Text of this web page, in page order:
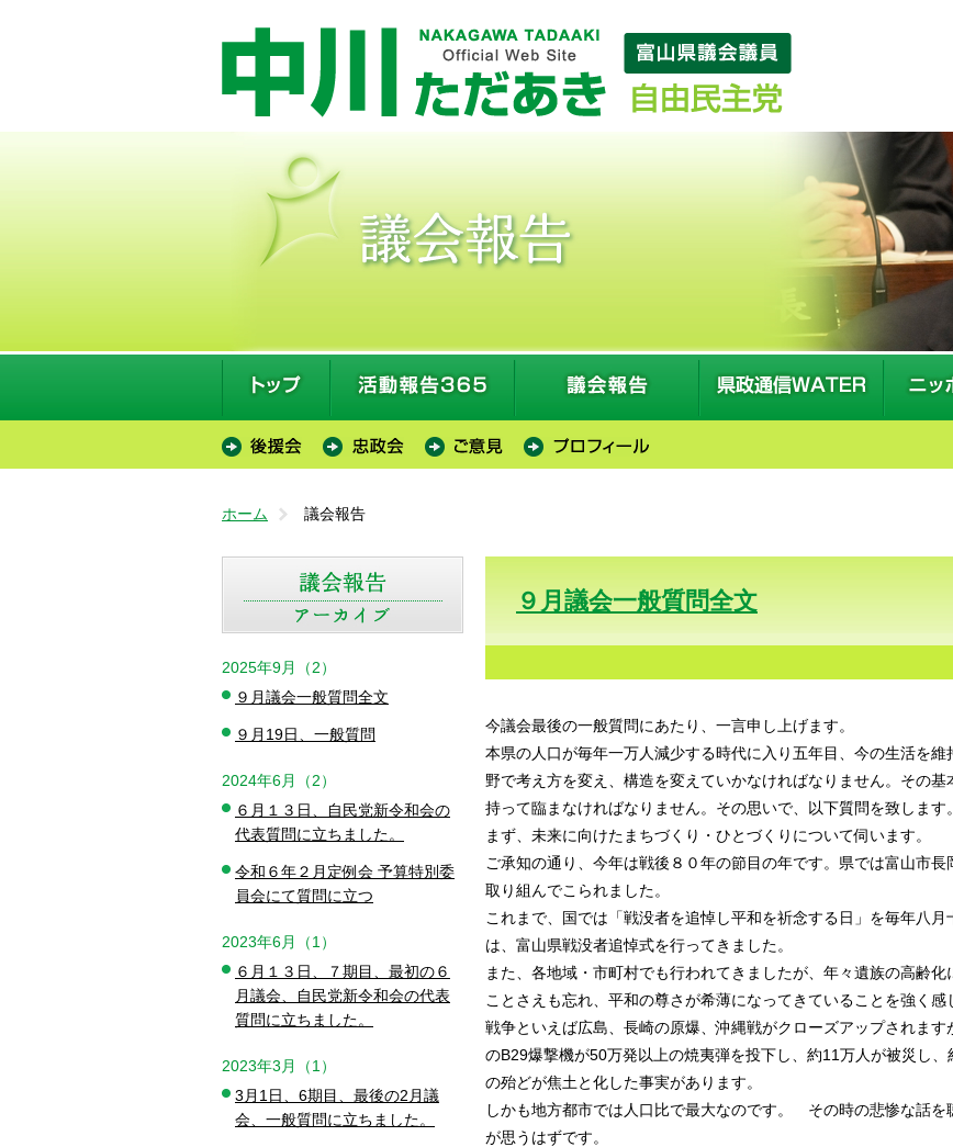
ホーム 議会報告
９月議会一般質問全文
今議会最後の一般質問にあたり、一言申し上げます。
本県の人口が毎年一万人減少する時代に入り五年目、今の生活を
野で考え方を変え、構造を変えていかなければなりません。その
持って臨まなければなりません。その思いで、以下質問を致します。
まず、未来に向けたまちづくり・ひとづくりについて伺います。
ご承知の通り、今年は戦後８０年の節目の年です。県では富山市
取り組んでこられました。
これまで、国では「戦没者を追悼し平和を祈念する日」を毎年八
は、富山県戦没者追悼式を行ってきました。
また、各地域・市町村でも行われてきましたが、年々遺族の高齢
ことさえも忘れ、平和の尊さが希薄になってきていることを強く感
戦争といえば広島、長崎の原爆、沖縄戦がクローズアップされま
のB29爆撃機が50万発以上の焼夷弾を投下し、約11万人が被災し
の殆どが焦土と化した事実があります。
しかも地方都市では人口比で最大なのです。 その時の悲惨な話を
が思うはずです。
2025年9月（2）
９月議会一般質問全文
９月19日、一般質問
2024年6月（2）
６月１３日、自民党新令和会の
代表質問に立ちました。
令和６年２月定例会 予算特別委
員会にて質問に立つ
2023年6月（1）
６月１３日、７期目、最初の６
月議会、自民党新令和会の代表
質問に立ちました。
2023年3月（1）
3月1日、6期目、最後の2月議
会、一般質問に立ちました。